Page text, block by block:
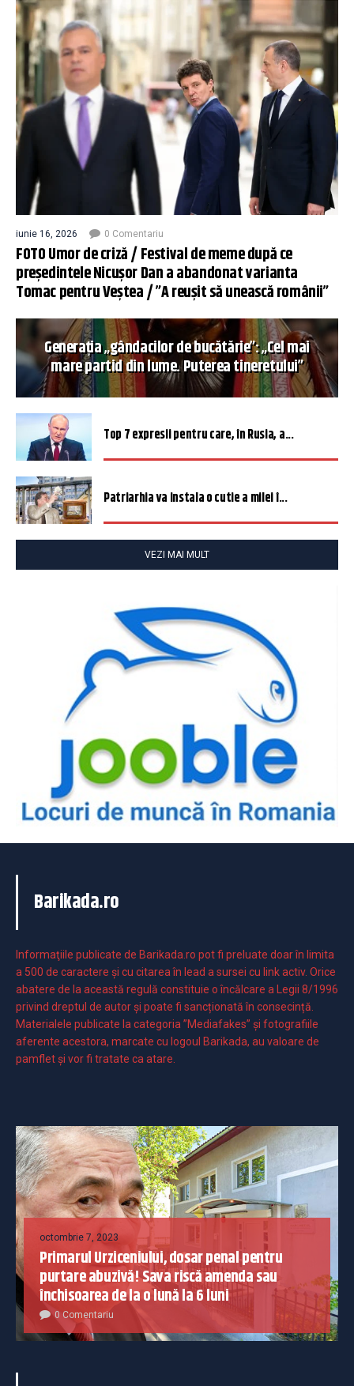
iunie 16, 2026 0 Comentariu
FOTO Umor de criză / Festival de meme după ce
președintele Nicușor Dan a abandonat varianta
Tomac pentru Veștea / ”A reușit să unească românii”
Generația „gândacilor de bucătărie”: „Cel mai
mare partid din lume. Puterea tineretului”
Top 7 expresii pentru care, în Rusia, a...
Patriarhia va instala o cutie a milei î...
VEZI MAI MULT
Barikada.ro
Informaţiile publicate de Barikada.ro pot fi preluate doar în limita
a 500 de caractere şi cu citarea în lead a sursei cu link activ. Orice
abatere de la această regulă constituie o încălcare a Legii 8/1996
privind dreptul de autor și poate fi sancționată în consecință.
Materialele publicate la categoria ”Mediafakes” și fotografiile
aferente acestora, marcate cu logoul Barikada, au valoare de
pamflet și vor fi tratate ca atare.
octombrie 7, 2023
Primarul Urziceniului, dosar penal pentru
purtare abuzivă! Sava riscă amenda sau
închisoarea de la o lună la 6 luni
0 Comentariu